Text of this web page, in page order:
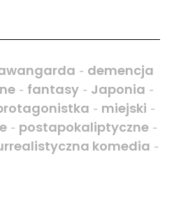
- demencja
- fantasy - Japonia -
- miejski -
- postapokaliptyczne -
komedia -